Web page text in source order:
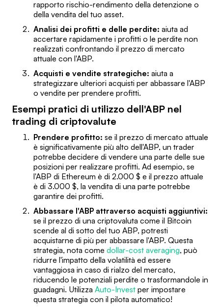
rapporto rischio-rendimento della detenzione o
della vendita del tuo asset.
Analisi dei profitti e delle perdite: aiuta ad
accertare rapidamente i profitti o le perdite non
realizzati confrontando il prezzo di mercato
attuale con l'ABP.
Acquisti e vendite strategiche: aiuta a
strategizzare ulteriori acquisti per abbassare l'ABP
o vendite per prendere profitti.
Esempi pratici di utilizzo dell'ABP nel
trading di criptovalute
Prendere profitto: se il prezzo di mercato attuale
è significativamente più alto dell'ABP, un trader
potrebbe decidere di vendere una parte delle sue
posizioni per realizzare profitti. Ad esempio, se
l'ABP di Ethereum è di 2.000 $ e il prezzo attuale
è di 3.000 $, la vendita di una parte potrebbe
garantire dei profitti.
Abbassare l'ABP attraverso acquisti aggiuntivi:
se il prezzo di una criptovaluta come il Bitcoin
scende al di sotto del tuo ABP, potresti
acquistarne di più per abbassare l'ABP. Questa
strategia, nota come dollar-cost averaging, può
ridurre l'impatto della volatilità ed essere
vantaggiosa in caso di rialzo del mercato,
riducendo le potenziali perdite o trasformandole in
guadagni. Utilizza Auto-Invest per impostare
questa strategia con il pilota automatico!